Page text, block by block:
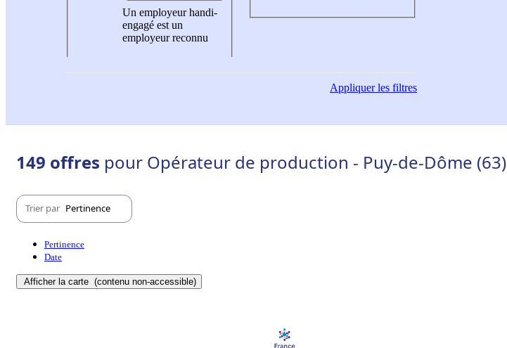
Un employeur handi-
engagé est un
employeur reconnu
Appliquerles filtres
149 offres pour Opérateur de production - Puy-de-Dôme (63)
Trier par Pertinence
Pertinence
Date
Afficher la carte (contenu non-accessible)